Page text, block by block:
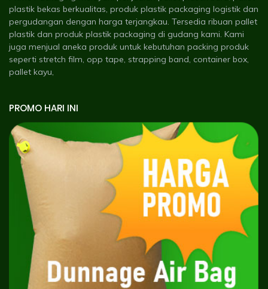
plastik bekas berkualitas, produk plastik packaging logistik dan
pergudangan dengan harga terjangkau. Tersedia ribuan pallet
plastik dan produk plastik packaging di gudang kami. Kami
juga menjual aneka produk untuk kebutuhan packing produk
seperti stretch film, opp tape, strapping band, container box,
pallet kayu,
PROMO HARI INI